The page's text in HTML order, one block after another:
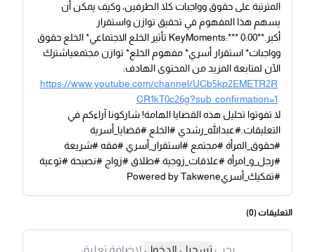
المترتبة على حقوق وواجبات كلا الطرفين، وكيف يمكن أن
يسهم هذا المفهوم في تحقيق توازن واستقرار
أكبر.**KeyMoments:*** 0:00 تأثير الخلع الاجتماعي* الخلع حقوق
وواجبات* استقرار أسري* مفهوم الخلع* توازن مجتمعياشترك
الآن لمتابعة المزيد من المحتوى الهادف:
https://www.youtube.com/channel/UCb5kp2EMETR2R
CR1kT0c26g?sub_confirmation=1
لا تفوتوا تحليل هذه القضايا الهامة! شاركونا آراءكم في
التعليقات.#عبدالله_رشدي #الخلع #قضايا_أسرية
#حقوق_المرأة #مجتمع #استقرار_أسري #فقه #شريعة
#رجل_و_امرأة #علاقات_زوجية #طلاق #زواج #نصيحة #توعية
#تفكيك_أسريPowered by Takwene
التعليقات (0
)
يجبتسجيل الدخول لإضافة تعليق